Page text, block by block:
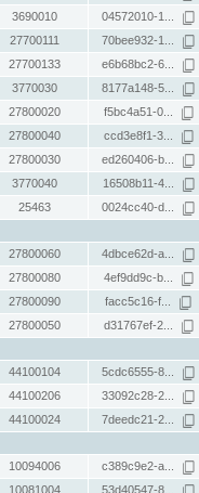
3690010 04572010-1...
27700111 70bee932-1...
27700133 e6b68bc2-6...
3770030 8177a148-5...
27800020 f5bc4a51-0...
27800040 ccd3e8f1-3...
27800030 ed260406-b...
3770040 16508b11-4...
25463 0024cc40-d...
27800060 4dbce62d-a...
27800080 4ef9dd9c-b...
27800090 facc5c16-f...
27800050 d31767ef-2...
44100104 5cdc6555-8...
44100206 33092c28-2...
44100024 7deedc21-2...
10094006 c389c9e2-a...
10081004 53d40547-8...